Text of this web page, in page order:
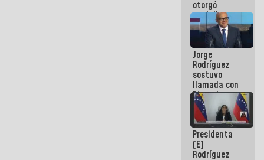
otorgó
medalla
"Héroe de
Venezuela"
a servidores
públicos
Jorge
Rodríguez
sostuvo
llamada con
Dinorah
Figuera y
acuerdan
primer
encuentro
presencial
para el
Presidenta
(E)
Rodríguez